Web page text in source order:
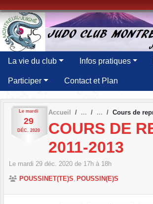
La vie du club Infos pratiques
Participer Contact et Plan
Le mardi
29
DÉC. 2020
Accueil Cours de
COURS DE
2011-2013
Le mardi 29 déc. 2020 de 17h à 18h
POUSSINET(TE)S POUSSIN(E)S